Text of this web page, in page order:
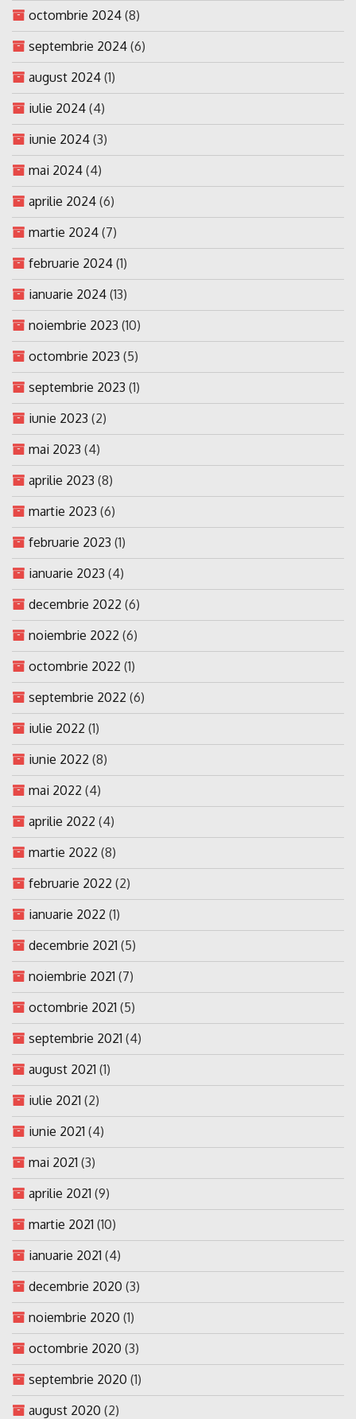
octombrie 2024 (8)
septembrie 2024 (6)
august 2024 (1)
iulie 2024 (4)
iunie 2024 (3)
mai 2024 (4)
aprilie 2024 (6)
martie 2024 (7)
februarie 2024 (1)
ianuarie 2024 (13)
noiembrie 2023 (10)
octombrie 2023 (5)
septembrie 2023 (1)
iunie 2023 (2)
mai 2023 (4)
aprilie 2023 (8)
martie 2023 (6)
februarie 2023 (1)
ianuarie 2023 (4)
decembrie 2022 (6)
noiembrie 2022 (6)
octombrie 2022 (1)
septembrie 2022 (6)
iulie 2022 (1)
iunie 2022 (8)
mai 2022 (4)
aprilie 2022 (4)
martie 2022 (8)
februarie 2022 (2)
ianuarie 2022 (1)
decembrie 2021 (5)
noiembrie 2021 (7)
octombrie 2021 (5)
septembrie 2021 (4)
august 2021 (1)
iulie 2021 (2)
iunie 2021 (4)
mai 2021 (3)
aprilie 2021 (9)
martie 2021 (10)
ianuarie 2021 (4)
decembrie 2020 (3)
noiembrie 2020 (1)
octombrie 2020 (3)
septembrie 2020 (1)
august 2020 (2)